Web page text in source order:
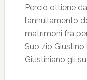
Perciò ottiene
l’annullamento
matrimoni fra
Suo zio Giustino
Giustiniano gli